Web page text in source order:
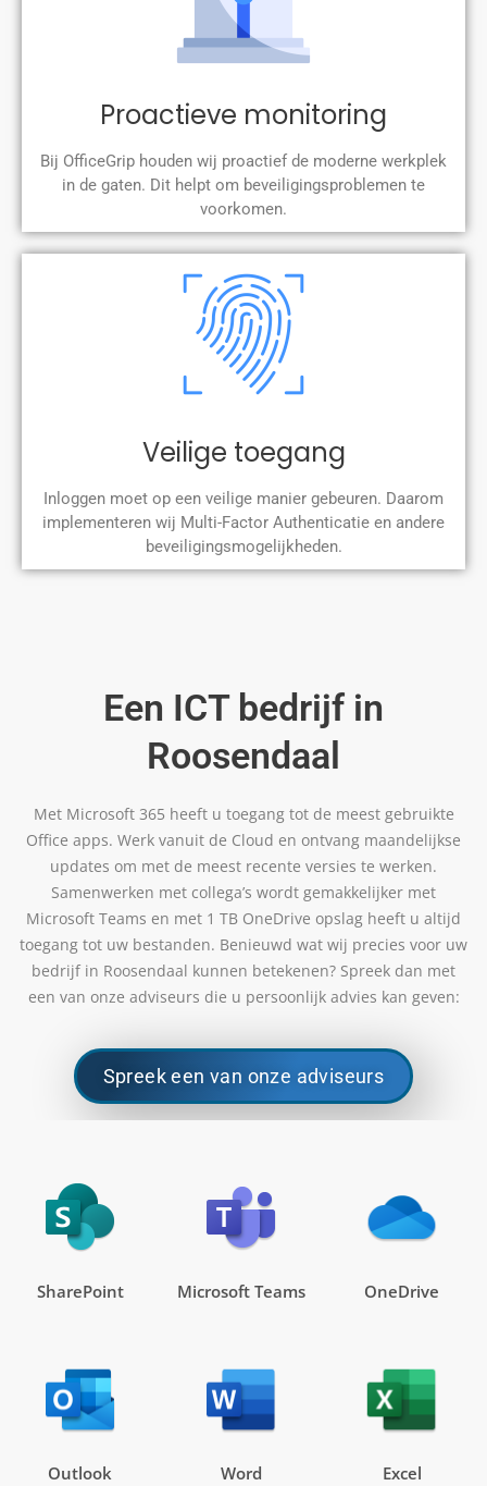
Proactieve monitoring
Bij OfficeGrip houden wij proactief de moderne werkplek
in de gaten. Dit helpt om beveiligingsproblemen te
voorkomen.
Veilige toegang
Inloggen moet op een veilige manier gebeuren. Daarom
implementeren wij Multi-Factor Authenticatie en andere
beveiligingsmogelijkheden.
Een ICT bedrijf in
Roosendaal
Met Microsoft 365 heeft u toegang tot de meest gebruikte
Office apps. Werk vanuit de Cloud en ontvang maandelijkse
updates om met de meest recente versies te werken.
Samenwerken met collega’s wordt gemakkelijker met
Microsoft Teams en met 1 TB OneDrive opslag heeft u altijd
toegang tot uw bestanden. Benieuwd wat wij precies voor uw
bedrijf in Roosendaal kunnen betekenen? Spreek dan met
een van onze adviseurs die u persoonlijk advies kan geven:
Spreek een van onze adviseurs
SharePoint Microsoft Teams OneDrive
Outlook Word Excel